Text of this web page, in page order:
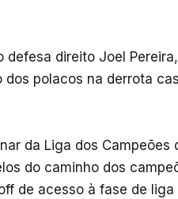
direito Joel
polacos na derrota
da Liga dos Campeões
do caminho dos
de acesso à fase de liga